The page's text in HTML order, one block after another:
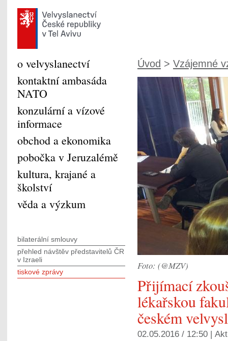
Úvod > Vzájemné
Foto: (@MZV)
Přijímací
lékařskou
českém
02.05.2016 / 12:50 |
o velvyslanectví
kontaktní ambasáda
NATO
konzulární a vízové
informace
obchod a ekonomika
pobočka v Jeruzalémě
kultura, krajané a
školství
věda a výzkum
bilaterální smlouvy
přehled návštěv představitelů ČR
v Izraeli
tiskové zprávy